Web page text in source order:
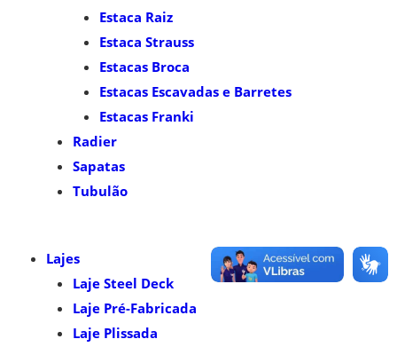
Estaca Raiz
Estaca Strauss
Estacas Broca
Estacas Escavadas e Barretes
Estacas Franki
Radier
Sapatas
Tubulão
Lajes
Laje Steel Deck
Laje Pré-Fabricada
Laje Plissada